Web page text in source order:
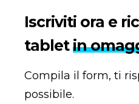
Iscriviti ora e
tablet in
Compila il form, ti
possibile.